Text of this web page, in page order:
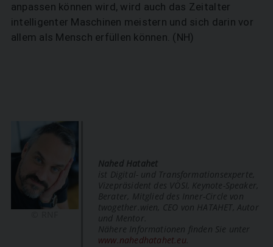
anpassen können wird, wird auch das Zeitalter
intelligenter Maschinen meistern und sich darin vor
allem als Mensch erfüllen können. (NH)
Nahed Hatahet
ist Digital- und Transformationsexperte,
Vizepräsident des VÖSI, Keynote-Speaker,
Berater, Mitglied des Inner-Circle von
twogether.wien, CEO von HATAHET, Autor
und Mentor.
Nähere Informationen finden Sie unter
www.nahedhatahet.eu